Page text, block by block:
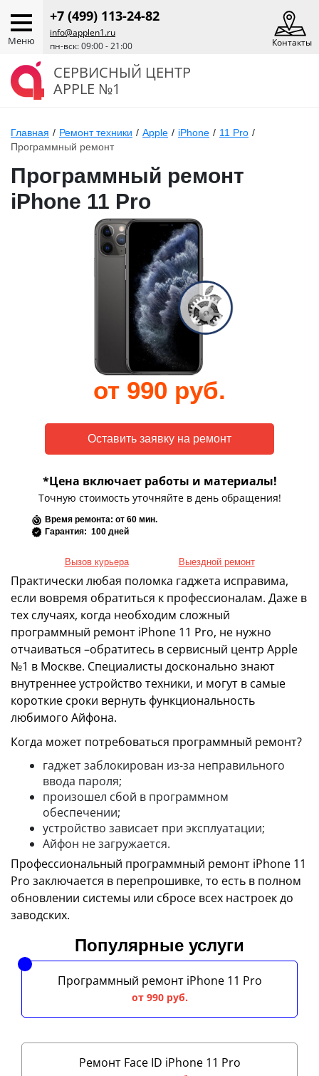
Меню
+7 (499) 113-24-82
info@applen1.ru
пн-вск: 09:00 - 21:00
Контакты
СЕРВИСНЫЙ ЦЕНТР
APPLE №1
Главная / Ремонт техники / Apple / iPhone / 11 Pro /
Программный ремонт
Программный ремонт
iPhone 11 Pro
от 990 руб.
*Цена включает работы и материалы!
Точную стоимость уточняйте в день обращения!
Время ремонта: от 60 мин.
Гарантия: 100 дней
Вызов курьера Выездной ремонт
Практически любая поломка гаджета исправима,
если вовремя обратиться к профессионалам. Даже в
тех случаях, когда необходим сложный
программный ремонт iPhone 11 Pro, не нужно
отчаиваться –обратитесь в сервисный центр Apple
№1 в Москве. Специалисты досконально знают
внутреннее устройство техники, и могут в самые
короткие сроки вернуть функциональность
любимого Айфона.
Когда может потребоваться программный ремонт?
гаджет заблокирован из-за неправильного
ввода пароля;
произошел сбой в программном
обеспечении;
устройство зависает при эксплуатации;
Айфон не загружается.
Профессиональный программный ремонт iPhone 11
Pro заключается в перепрошивке, то есть в полном
обновлении системы или сбросе всех настроек до
заводских.
Популярные услуги
Программный ремонт iPhone 11 Pro
от 990 руб.
Ремонт Face ID iPhone 11 Pro